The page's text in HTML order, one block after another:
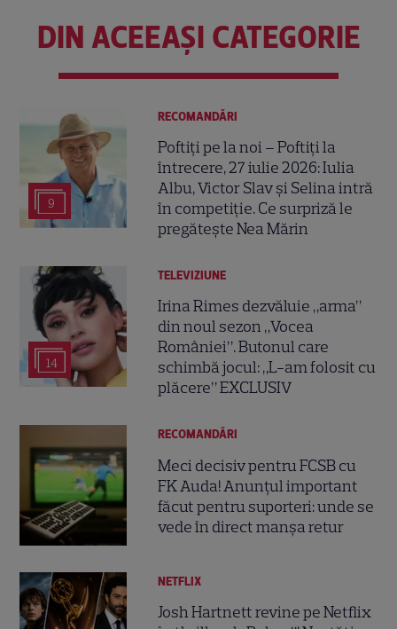
DIN ACEEAȘI CATEGORIE
9
RECOMANDĂRI
Poftiți pe la noi – Poftiți la
întrecere, 27 iulie 2026: Iulia
Albu, Victor Slav și Selina intră
în competiție. Ce surpriză le
pregătește Nea Mărin
14
TELEVIZIUNE
Irina Rimes dezvăluie „arma”
din noul sezon „Vocea
României”. Butonul care
schimbă jocul: „L-am folosit cu
plăcere” EXCLUSIV
RECOMANDĂRI
Meci decisiv pentru FCSB cu
FK Auda! Anunțul important
făcut pentru suporteri: unde se
vede în direct manșa retur
NETFLIX
Josh Hartnett revine pe Netflix